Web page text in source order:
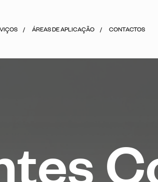
ÁREAS DE APLICAÇÃO CONTACTOS
tes C